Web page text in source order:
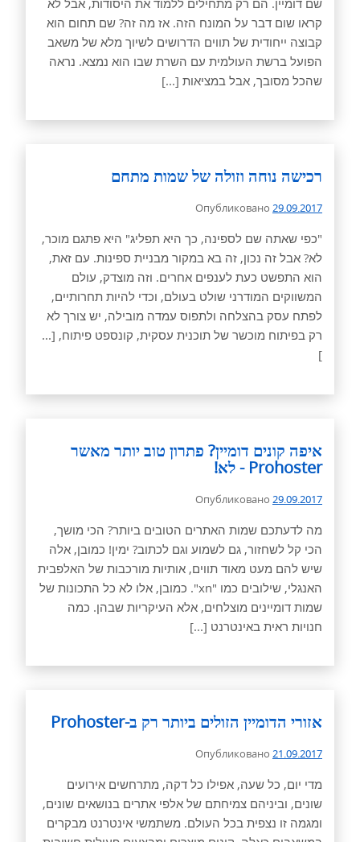
קראו שום דבר על המונח הזה. אז מה זה? שם תחום הוא
קבוצה ייחודית של תווים הדרושים לשיוך מלא של משאב
הפועל ברשת העולמית עם השרת שבו הוא נמצא. נראה
שהכל מסובך, אבל במציאות [...]
רכישה נוחה וזולה של שמות מתחם
Опубликовано 29.09.2017
"כפי שאתה שם לספינה, כך היא תפליג" היא פתגם מוכר,
לא? אבל זה נכון, זה בא במקור מבניית ספינות. עם זאת,
הוא התפשט כעת לענפים אחרים. וזה מוצדק, עולם
המשווקים המודרני שולט בעולם, וכדי להיות תחרותיים,
לפתח עסק בהצלחה ולתפוס עמדה מובילה, יש צורך לא
רק בפיתוח מוכשר של תוכנית עסקית, קונספט פיתוח, [...
]
איפה קונים דומיין? פתרון טוב יותר מאשר
Prohoster - לא!
Опубликовано 29.09.2017
מה לדעתכם שמות האתרים הטובים ביותר? הכי מושך,
הכי קל לשחזור, גם לשמוע וגם לכתוב? ימין! כמובן, אלה
שיש להם מעט מאוד תווים, אותיות מורכבות של האלפבית
האנגלי, שילובים כמו "xn". כמובן, אלו לא כל התכונות של
שמות דומיינים מוצלחים, אלא העיקריות שבהן. כמה
חנויות ראית באינטרנט [...]
אזורי הדומיין הזולים ביותר רק ב-Prohoster
Опубликовано 21.09.2017
מדי יום, כל שעה, אפילו כל דקה, מתרחשים אירועים
שונים, וביניהם צמיחתם של אלפי אתרים בנושאים שונים,
ומגמה זו נצפית בכל העולם. משתמשי אינטרנט מבקרים